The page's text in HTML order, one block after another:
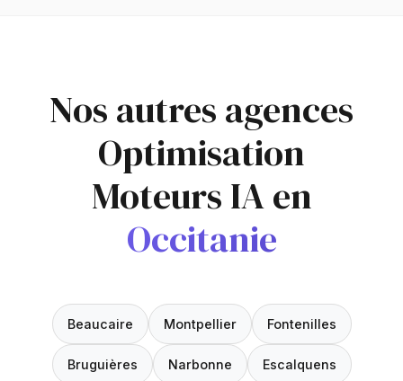
Nos autres agences
Optimisation
Moteurs IA en
Occitanie
Beaucaire Montpellier Fontenilles
Bruguières Narbonne Escalquens